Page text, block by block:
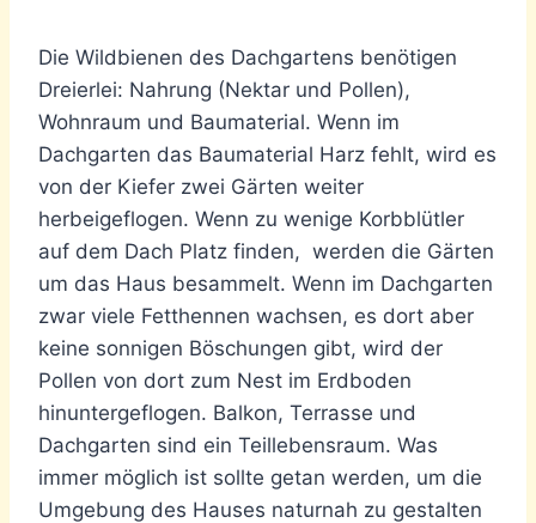
Die Wildbienen des Dachgartens benötigen
Dreierlei: Nahrung (Nektar und Pollen),
Wohnraum und Baumaterial. Wenn im
Dachgarten das Baumaterial Harz fehlt, wird es
von der Kiefer zwei Gärten weiter
herbeigeflogen. Wenn zu wenige Korbblütler
auf dem Dach Platz finden, werden die Gärten
um das Haus besammelt. Wenn im Dachgarten
zwar viele Fetthennen wachsen, es dort aber
keine sonnigen Böschungen gibt, wird der
Pollen von dort zum Nest im Erdboden
hinuntergeflogen. Balkon, Terrasse und
Dachgarten sind ein Teillebensraum. Was
immer möglich ist sollte getan werden, um die
Umgebung des Hauses naturnah zu gestalten